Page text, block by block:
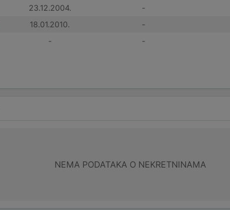
23.12.2004. -
18.01.2010. -
- -
NEMA PODATAKA O NEKRETNINAMA